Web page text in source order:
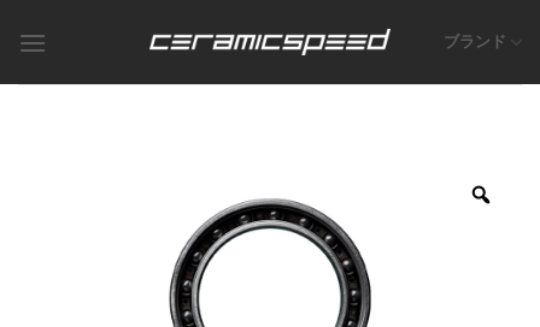
ブランド